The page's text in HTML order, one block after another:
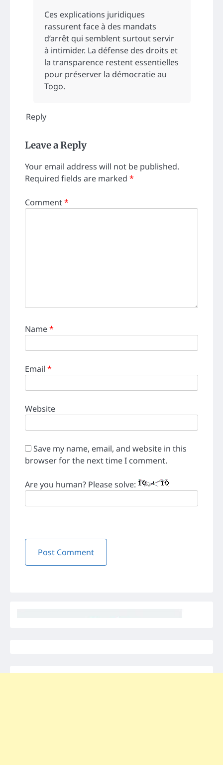
Ces explications juridiques
rassurent face à des mandats
d’arrêt qui semblent surtout servir
à intimider. La défense des droits et
la transparence restent essentielles
pour préserver la démocratie au
Togo.
Reply
Leave a Reply
Your email address will not be published.
Required fields are marked *
Comment*
Name*
Email *
Website
Save my name, email, and website in this
browser for the next time I comment.
Are you human? Please solve: